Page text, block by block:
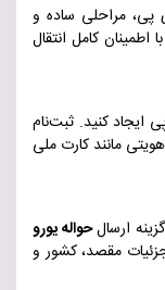
پی، مراحلی ساده و
اطمینان کامل انتقال
ایجاد کنید. ثبت‌نام
مانند کارت ملی
ارسالحواله یورو
مقصد، کشور و